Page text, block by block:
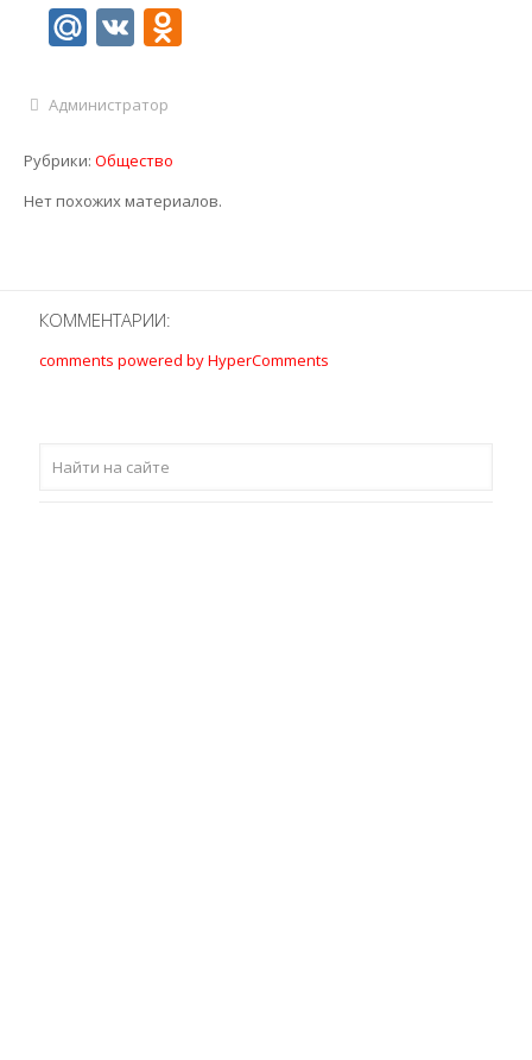
Mail.Ru
VKOdnoklassniki
Администратор
Рубрики: Общество
Нет похожих материалов.
КОММЕНТАРИИ:
comments powered by HyperComments